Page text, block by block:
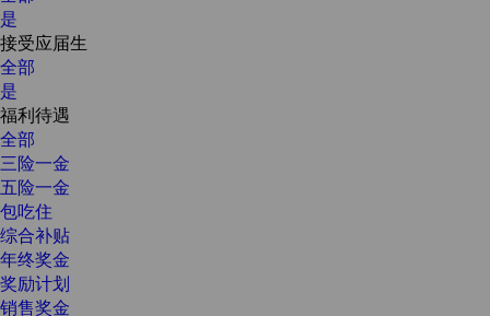
是
接受应届生
全部
是
福利待遇
全部
三险一金
五险一金
包吃住
综合补贴
年终奖金
奖励计划
销售奖金